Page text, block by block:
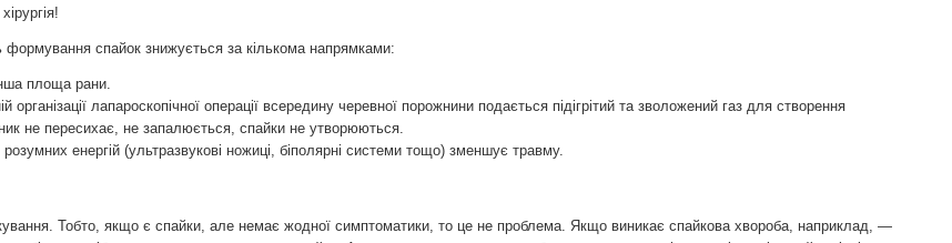
формування спайок знижується за кількома напрямками:
площа рани.
організації лапароскопічної операції всередину черевної порожнини подається підігрітий та зволожений газ для створення
не пересихає, не запалюється, спайки не утворюються.
енергій (ультразвукові ножиці, біполярні системи тощо) зменшує травму.
Тобто, якщо є спайки, але немає жодної симптоматики, то це не проблема. Якщо виникає спайкова хвороба, наприклад, —